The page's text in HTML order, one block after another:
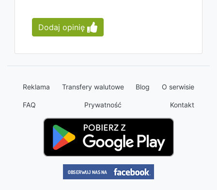
Dodaj opinię
Reklama Transfery walutowe Blog O serwisie
FAQ Prywatność Kontakt